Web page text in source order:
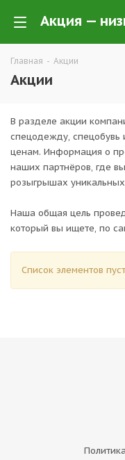
Главная - Акции
Акции
В разделе акции
спецодежду, спецобувь
ценам. Информация о
наших партнёров, где
розыгрышах
Наша общая цель
который вы ищете, по
Список элементов пуст